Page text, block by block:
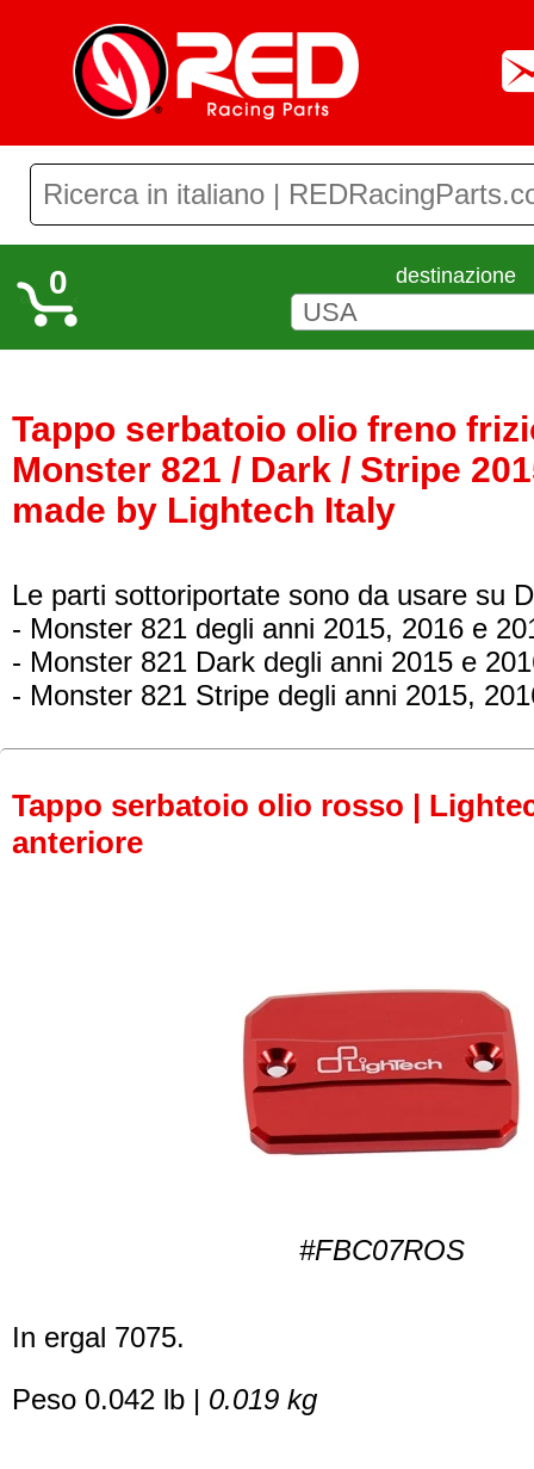
0 destinazione
Tappo serbatoio olio freno
Monster 821 / Dark / Stripe
made by Lightech Italy
Le parti sottoriportate sono da usare su
- Monster 821 degli anni 2015, 2016 e
- Monster 821 Dark degli anni 2015 e
- Monster 821 Stripe degli anni 2015,
Tappo serbatoio olio rosso |
anteriore
#FBC07ROS
In ergal 7075.
Peso 0.042 lb | 0.019 kg